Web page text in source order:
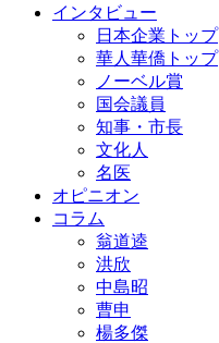
インタビュー
日本企業トップ
華人華僑トップ
ノーベル賞
国会議員
知事・市長
文化人
名医
オピニオン
コラム
翁道逵
洪欣
中島昭
曹申
楊多傑